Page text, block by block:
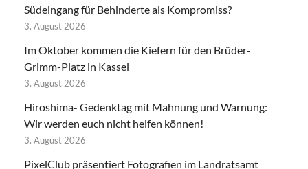
Südeingang für Behinderte als Kompromiss?
3. August 2026
Im Oktober kommen die Kiefern für den Brüder-
Grimm-Platz in Kassel
3. August 2026
Hiroshima- Gedenktag mit Mahnung und Warnung:
Wir werden euch nicht helfen können!
3. August 2026
PixelClub präsentiert Fotografien im Landratsamt